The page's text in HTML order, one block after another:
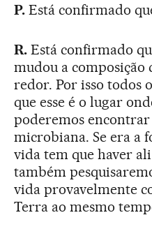
P.Está confirmado
R.Está confirmado
mudou a composição
redor. Por isso todos
que esse é o lugar
poderemos
microbiana. Se era a
vida tem que haver
também
vida provavelmente
Terra ao mesmo